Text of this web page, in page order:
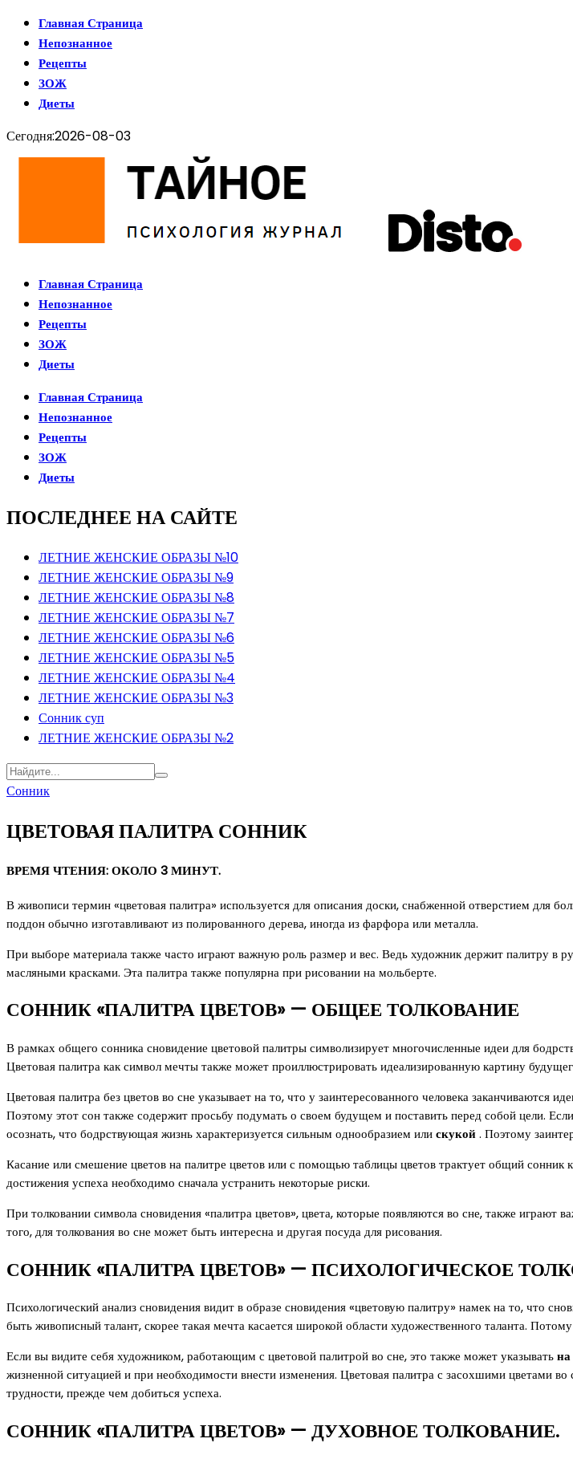
Главная Страница
Непознанное
Рецепты
ЗОЖ
Диеты
Сегодня:2026-08-03
Главная Страница
Непознанное
Рецепты
ЗОЖ
Диеты
Главная Страница
Непознанное
Рецепты
ЗОЖ
Диеты
ПОСЛЕДНЕЕ НА САЙТЕ
ЛЕТНИЕ ЖЕНСКИЕ ОБРАЗЫ №10
ЛЕТНИЕ ЖЕНСКИЕ ОБРАЗЫ №9
ЛЕТНИЕ ЖЕНСКИЕ ОБРАЗЫ №8
ЛЕТНИЕ ЖЕНСКИЕ ОБРАЗЫ №7
ЛЕТНИЕ ЖЕНСКИЕ ОБРАЗЫ №6
ЛЕТНИЕ ЖЕНСКИЕ ОБРАЗЫ №5
ЛЕТНИЕ ЖЕНСКИЕ ОБРАЗЫ №4
ЛЕТНИЕ ЖЕНСКИЕ ОБРАЗЫ №3
Сонник суп
ЛЕТНИЕ ЖЕНСКИЕ ОБРАЗЫ №2
Сонник
ЦВЕТОВАЯ ПАЛИТРА СОННИК
ВРЕМЯ ЧТЕНИЯ: ОКОЛО 3 МИНУТ.
В живописи термин «цветовая палитра» используется для описания доски, снабженной отверстием для
поддон обычно изготавливают из полированного дерева, иногда из фарфора или металла.
При выборе материала также часто играют важную роль размер и вес. Ведь художник держит палитру в
масляными красками. Эта палитра также популярна при рисовании на мольберте.
СОННИК «ПАЛИТРА ЦВЕТОВ» — ОБЩЕЕ ТОЛКОВАНИЕ
В рамках общего сонника сновидение цветовой палитры символизирует многочисленные идеи для
Цветовая палитра как символ мечты также может проиллюстрировать идеализированную картину
Цветовая палитра без цветов во сне указывает на то, что у заинтересованного человека
Поэтому этот сон также содержит просьбу подумать о своем будущем и поставить перед собой цели.
осознать, что бодрствующая жизнь характеризуется сильным однообразием илискукой. Поэтому
Касание или смешение цветов на палитре цветов или с помощью таблицы цветов трактует общий сонник
достижения успеха необходимо сначала устранить некоторые риски.
При толковании символа сновидения «палитра цветов», цвета, которые появляются во сне, также играют
того, для толкования во сне может быть интересна и другая посуда для рисования.
СОННИК «ПАЛИТРА ЦВЕТОВ» — ПСИХОЛОГИЧЕСКОЕ
Психологический анализ сновидения видит в образе сновидения «цветовую палитру» намек на то, что
быть живописный талант, скорее такая мечта касается широкой области художественного таланта.
Если вы видите себя художником, работающим с цветовой палитрой во сне, это также может указывать
жизненной ситуацией и при необходимости внести изменения. Цветовая палитра с засохшими цветами
трудности, прежде чем добиться успеха.
СОННИК «ПАЛИТРА ЦВЕТОВ» — ДУХОВНОЕ ТОЛКОВАНИЕ.